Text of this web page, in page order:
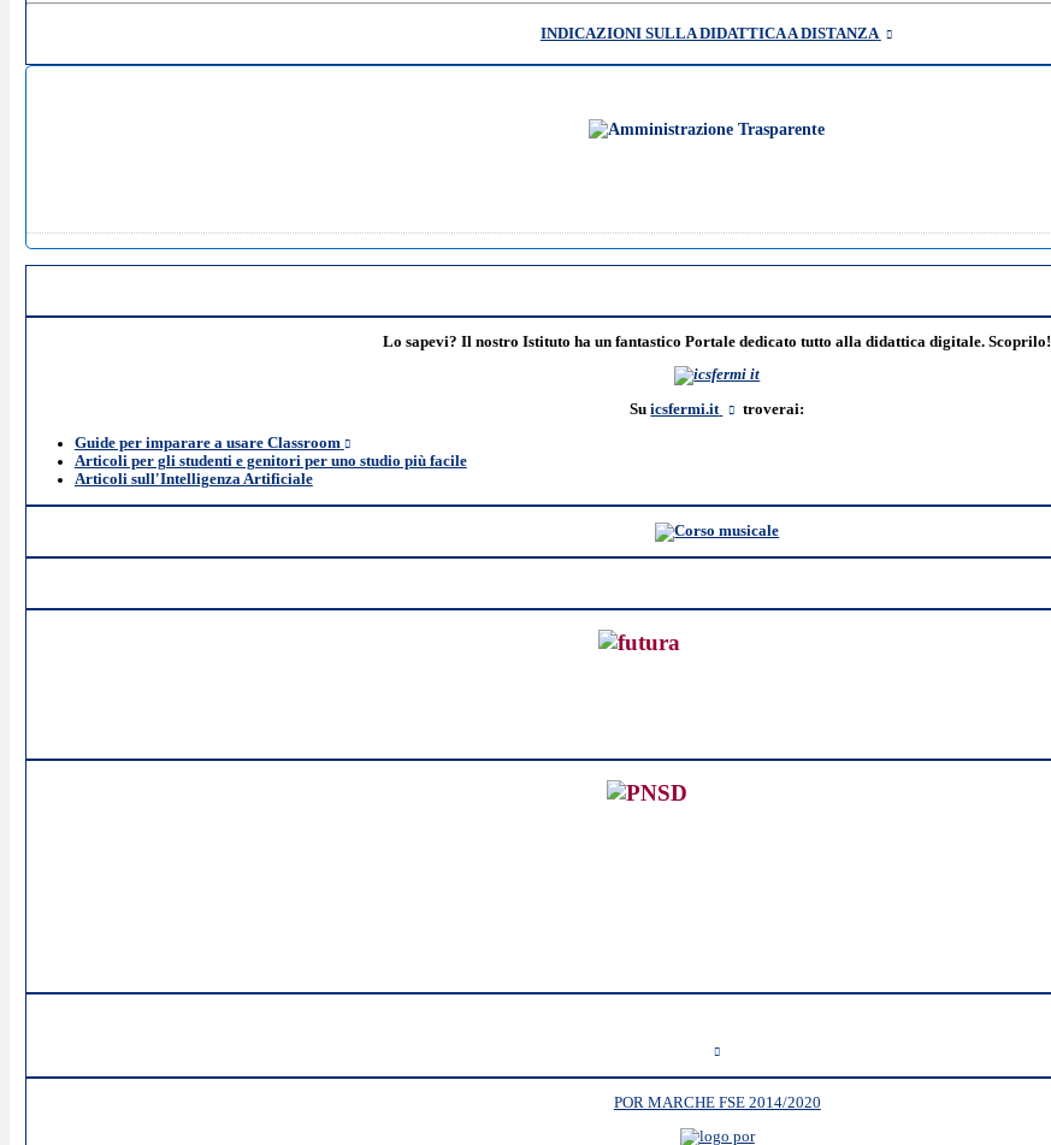
INDICAZIONI SULLA DIDATTICA A DISTANZA
Lo sapevi? Il nostro Istituto ha un fantastico Portale dedicato tutto alla didattica digitale. Scoprilo!
Suicsfermi.it
troverai:
Guide per imparare a usare Classroom
Articoli per gli studenti e genitori per uno studio più facile
Articoli sull'Intelligenza Artificiale
POR MARCHE FSE 2014/2020